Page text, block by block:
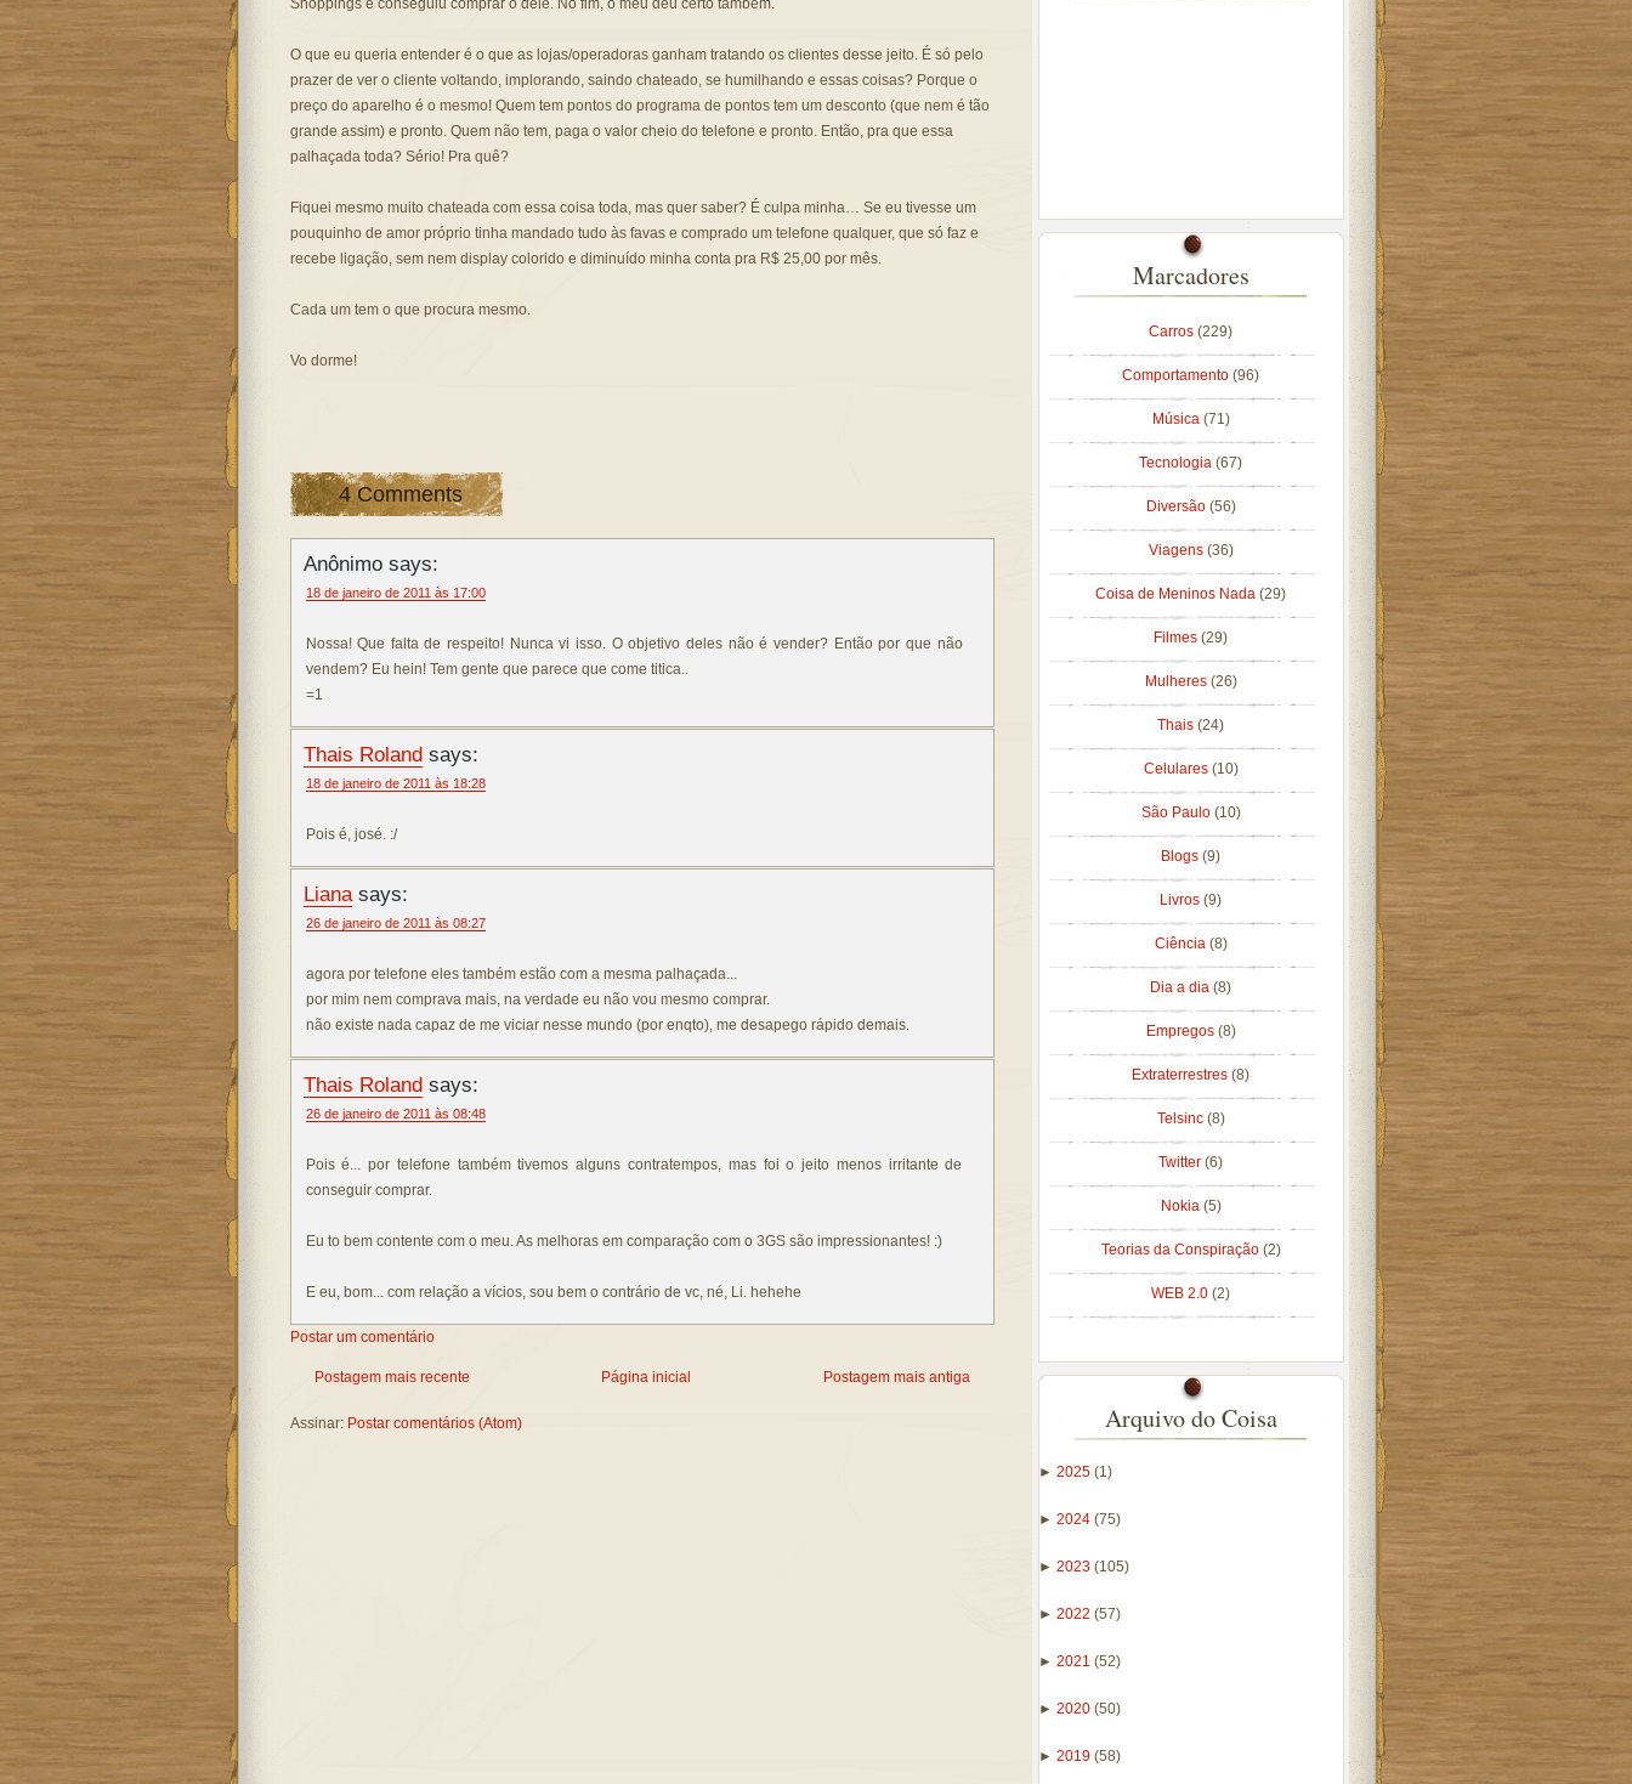
Shoppings e conseguiu comprar o dele. No fim, o meu deu certo também.
O que eu queria entender é o que as lojas/operadoras ganham tratando os clientes desse jeito. É só pelo
prazer de ver o cliente voltando, implorando, saindo chateado, se humilhando e essas coisas? Porque o
preço do aparelho é o mesmo! Quem tem pontos do programa de pontos tem um desconto (que nem é tão
grande assim) e pronto. Quem não tem, paga o valor cheio do telefone e pronto. Então, pra que essa
palhaçada toda? Sério! Pra quê?
Fiquei mesmo muito chateada com essa coisa toda, mas quer saber? É culpa minha… Se eu tivesse um
pouquinho de amor próprio tinha mandado tudo às favas e comprado um telefone qualquer, que só faz e
recebe ligação, sem nem display colorido e diminuído minha conta pra R$ 25,00 por mês.
Cada um tem o que procura mesmo.
Vo dorme!
4 Comments
Anônimo says:
18 de janeiro de 2011 às 17:00
Nossa! Que falta de respeito! Nunca vi isso. O objetivo deles não é vender? Então por que não
vendem? Eu hein! Tem gente que parece que come titica..
=1
Thais Rolandsays:
18 de janeiro de 2011 às 18:28
Pois é, josé. :/
Lianasays:
26 de janeiro de 2011 às 08:27
agora por telefone eles também estão com a mesma palhaçada...
por mim nem comprava mais, na verdade eu não vou mesmo comprar.
não existe nada capaz de me viciar nesse mundo (por enqto), me desapego rápido demais.
Thais Rolandsays:
26 de janeiro de 2011 às 08:48
Pois é... por telefone também tivemos alguns contratempos, mas foi o jeito menos irritante de
conseguir comprar.
Eu to bem contente com o meu. As melhoras em comparação com o 3GS são impressionantes! :)
E eu, bom... com relação a vícios, sou bem o contrário de vc, né, Li. hehehe
Postar um comentário
Postagem mais recente Postagem mais antiga
Página inicial
Assinar: Postar comentários (Atom)
Marcadores
Carros (229)
Comportamento (96)
Música (71)
Tecnologia (67)
Diversão (56)
Viagens (36)
Coisa de Meninos Nada (29)
Filmes (29)
Mulheres (26)
Thais (24)
Celulares (10)
São Paulo (10)
Blogs (9)
Livros (9)
Ciência (8)
Dia a dia (8)
Empregos (8)
Extraterrestres (8)
Telsinc (8)
Twitter (6)
Nokia (5)
Teorias da Conspiração (2)
WEB 2.0 (2)
Arquivo do Coisa
► 2025 (1)
► 2024 (75)
► 2023 (105)
► 2022 (57)
► 2021 (52)
► 2020 (50)
► 2019 (58)